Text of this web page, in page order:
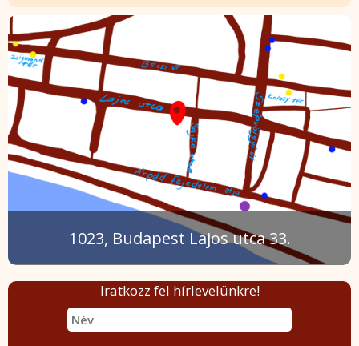
1023, Budapest Lajos utca 33.
Iratkozz fel hírlevelünkre!